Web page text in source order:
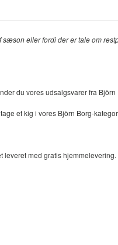
eller fordi der er tale om
du vores udsalgsvarer fra Björn
et kig i vores Björn Borg-
med gratis